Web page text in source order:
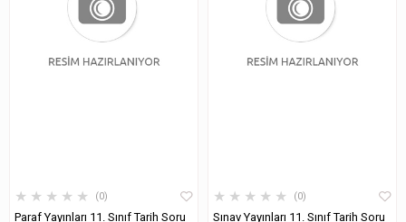
★ ★ ★ ★ ★ 0
Paraf Yayınları 11. Sınıf Tarih Soru
★ ★ ★ ★ ★ 0
Sınav Yayınları 11. Sınıf Tarih Soru